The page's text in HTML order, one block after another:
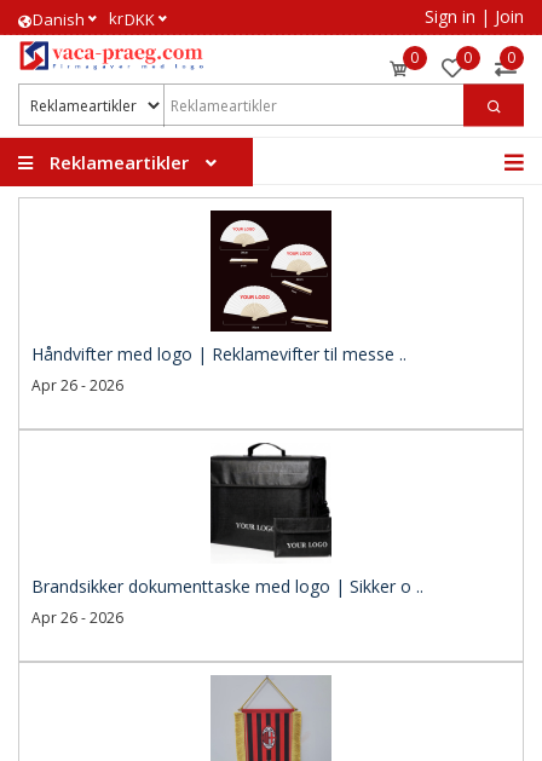
​Danish krDKK Sign in | Join
0 0 0
Reklameartikler
Håndvifter med logo | Reklamevifter til messe ..
Apr 26 - 2026
Brandsikker dokumenttaske med logo | Sikker o ..
Apr 26 - 2026